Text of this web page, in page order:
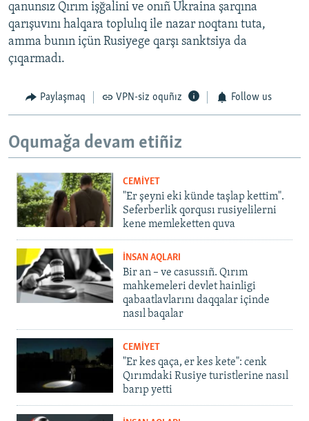
qanunsız Qırım işğalini ve onıñ Ukraina şarqına
qarışuvını halqara toplulıq ile nazar noqtanı tuta,
amma bunın içün Rusiyege qarşı sanktsiya da
çıqarmadı.
Paylaşmaq VPN-siz oquñız Follow us
Oqumağa devam etiñiz
CEMİYET
"Er şeyni eki künde taşlap kettim".
Seferberlik qorqusı rusiyelilerni
kene memleketten quva
İNSAN AQLARI
Bir an – ve casussıñ. Qırım
mahkemeleri devlet hainligi
qabaatlavlarını daqqalar içinde
nasıl baqalar
CEMİYET
"Er kes qaça, er kes kete": cenk
Qırımdaki Rusiye turistlerine nasıl
barıp yetti